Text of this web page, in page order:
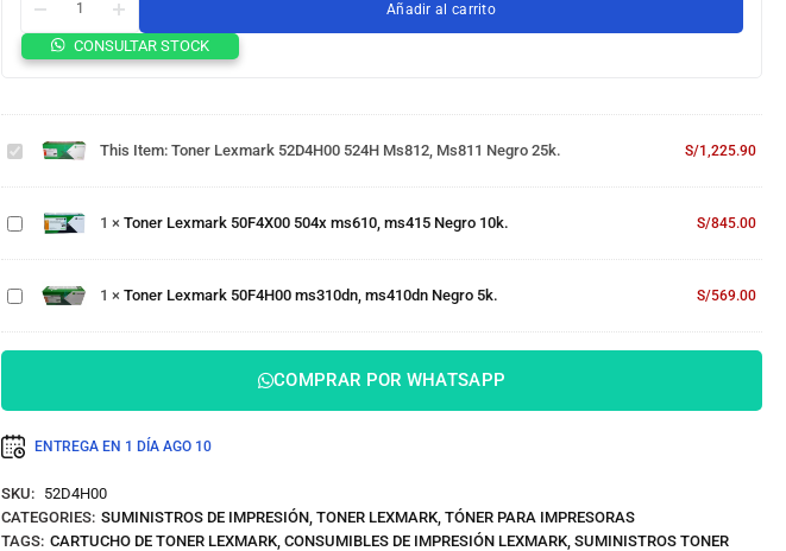
Añadir al carrito
CONSULTAR STOCK
Toner
ms812,
25k.
This Item: Toner Lexmark 52D4H00 524H Ms812, Ms811 Negro 25k. S/1,225.90
Lexmark
ms610,
10k.
1 × Toner Lexmark 50F4X00 504x ms610, ms415 Negro 10k. S/845.00
Toner
ms310dn,
1 × Toner Lexmark 50F4H00 ms310dn, ms410dn Negro 5k. S/569.00
COMPRAR POR WHATSAPP
ENTREGA EN 1 DÍA AGO 10
SKU: 52D4H00
CATEGORIES: SUMINISTROS DE IMPRESIÓN, TONER LEXMARK, TÓNER PARA IMPRESORAS
TAGS: CARTUCHO DE TONER LEXMARK, CONSUMIBLES DE IMPRESIÓN LEXMARK, SUMINISTROS TONER